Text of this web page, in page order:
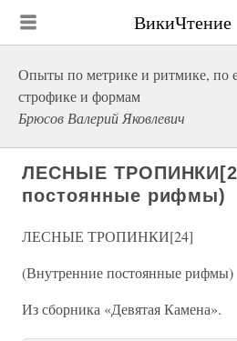
ВикиЧтение
Опыты по метрике и ритмике, по
строфике и формам
Брюсов Валерий Яковлевич
ЛЕСНЫЕ
постоянные рифмы)
ЛЕСНЫЕ ТРОПИНКИ[24]
(Внутренние постоянные рифмы)
Из сборника «Девятая Камена».